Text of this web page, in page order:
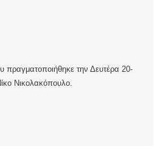
πραγματοποιήθηκε την Δευτέρα 20-
Νικολακόπουλο.